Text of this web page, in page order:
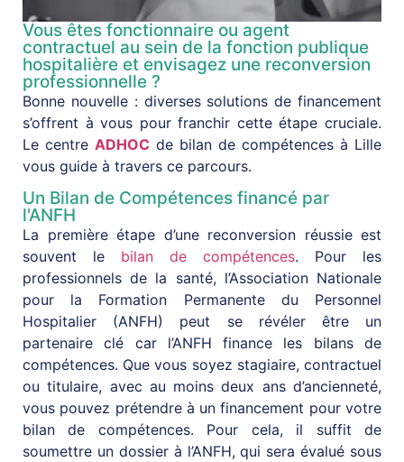
Vous êtes fonctionnaire ou agent
contractuel au sein de la fonction publique
hospitalière et envisagez une reconversion
professionnelle ?
Bonne nouvelle : diverses solutions de financement
s’offrent à vous pour franchir cette étape cruciale.
Le centre ADHOC de bilan de compétences à Lille
vous guide à travers ce parcours.
Un Bilan de Compétences financé par
l'ANFH
La première étape d’une reconversion réussie est
souvent le bilan de compétences. Pour les
professionnels de la santé, l’Association Nationale
pour la Formation Permanente du Personnel
Hospitalier (ANFH) peut se révéler être un
partenaire clé car l’ANFH finance les bilans de
compétences. Que vous soyez stagiaire, contractuel
ou titulaire, avec au moins deux ans d’ancienneté,
vous pouvez prétendre à un financement pour votre
bilan de compétences. Pour cela, il suffit de
soumettre un dossier à l’ANFH, qui sera évalué sous